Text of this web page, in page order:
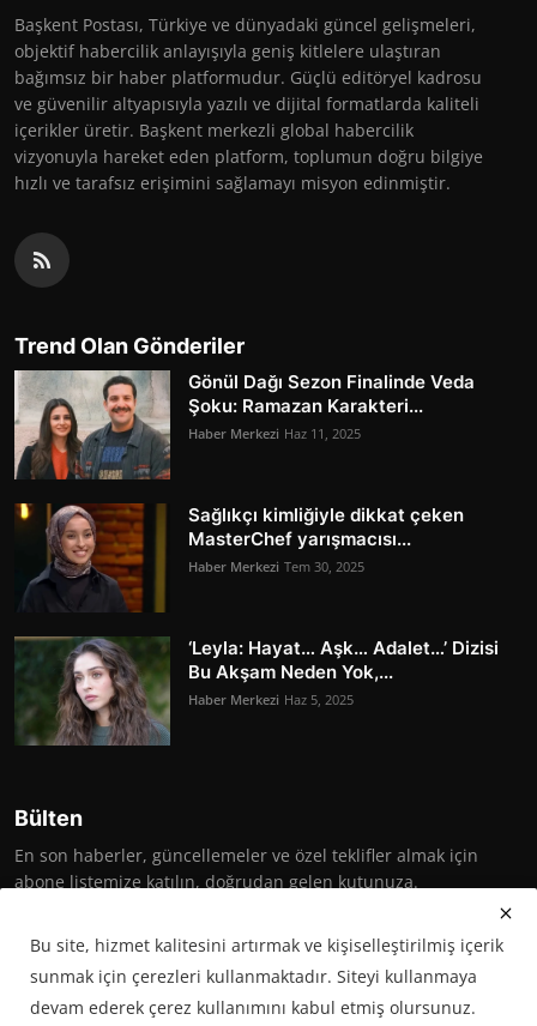
Başkent Postası, Türkiye ve dünyadaki güncel gelişmeleri,
objektif habercilik anlayışıyla geniş kitlelere ulaştıran
bağımsız bir haber platformudur. Güçlü editöryel kadrosu
ve güvenilir altyapısıyla yazılı ve dijital formatlarda kaliteli
içerikler üretir. Başkent merkezli global habercilik
vizyonuyla hareket eden platform, toplumun doğru bilgiye
hızlı ve tarafsız erişimini sağlamayı misyon edinmiştir.
Trend Olan Gönderiler
Gönül Dağı Sezon Finalinde Veda
Şoku: Ramazan Karakteri...
Haber Merkezi Haz 11, 2025
Sağlıkçı kimliğiyle dikkat çeken
MasterChef yarışmacısı...
Haber Merkezi Tem 30, 2025
‘Leyla: Hayat… Aşk… Adalet…’ Dizisi
Bu Akşam Neden Yok,...
Haber Merkezi Haz 5, 2025
Bülten
En son haberler, güncellemeler ve özel teklifler almak için
abone listemize katılın, doğrudan gelen kutunuza.
Abone Ol
Bu site, hizmet kalitesini artırmak ve kişiselleştirilmiş içerik
sunmak için çerezleri kullanmaktadır. Siteyi kullanmaya
devam ederek çerez kullanımını kabul etmiş olursunuz.